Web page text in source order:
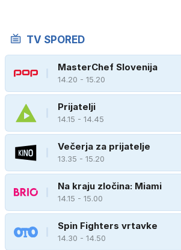
TV SPORED
MasterChef Slovenija
14.20 - 15.20
Prijatelji
14.15 - 14.45
Večerja za prijatelje
13.35 - 15.20
Na kraju zločina: Miami
14.15 - 15.00
Spin Fighters vrtavke
14.30 - 14.50